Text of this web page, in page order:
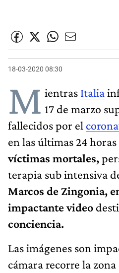
18-03-2020 08:30
M ientras Italia
17 de marzo
fallecidos por el
en las últimas 24
víctimas mortales,
terapia sub intensiva
Marcos de Zingonia,
impactante video
conciencia.
Las imágenes son
cámara recorre la